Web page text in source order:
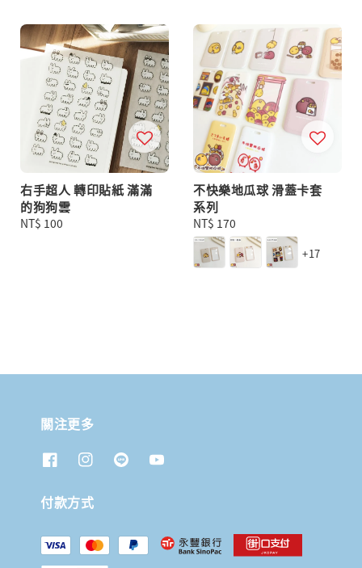
右手超人 轉印貼紙 滿滿
的狗狗雲
Regular
NT$ 100
不快樂地瓜球 滑蓋卡套
系列
Regular
price
NT$ 170
+17
關注更多
付款方式